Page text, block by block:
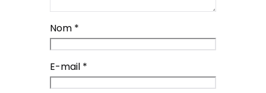
Nom *
E-mail *